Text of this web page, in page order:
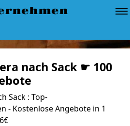
nach Sack ☛ 100
Sack : Top-
- Kostenlose Angebote in 1